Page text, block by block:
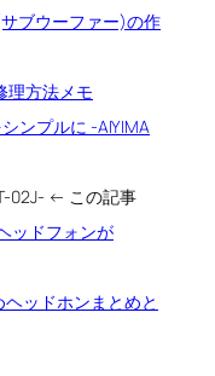
ブウーファー)の作
理方法メモ
ンプルに -AIYIMA
02J- ← この記事
ッドフォンが
ヘッドホンまとめと